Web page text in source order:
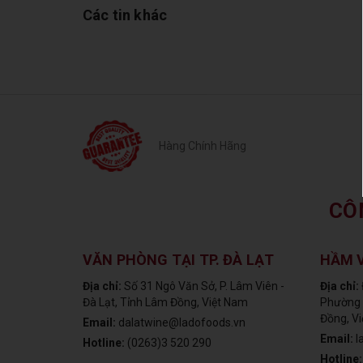
Các tin khác
Hàng Chính Hãng
VĂN PHÒNG TẠI TP. ĐÀ LẠT
Địa chỉ: Số 31 Ngô Văn Sở, P. Lâm Viên -
Đà Lạt, Tỉnh Lâm Đồng, Việt Nam
Email: dalatwine@ladofoods.vn
Hotline: (0263)3 520 290
HẦM
Địa chỉ:
Đồng,
Email:
Hotline: